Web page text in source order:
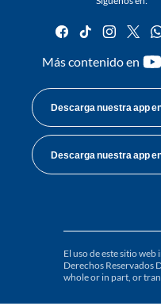
facebook
tiktok
Más contenido en
Descarga nuestra app
Descarga nuestra app
El uso de este sitio web
Derechos Reservados
whole or in part, or